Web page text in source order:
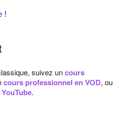
!
suivez uncours
cours professionnel en VOD, ou
.